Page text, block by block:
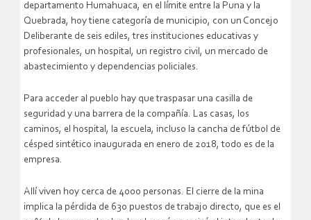
departamento Humahuaca, en el límite entre la Puna y la
Quebrada, hoy tiene categoría de municipio, con un Concejo
Deliberante de seis ediles, tres instituciones educativas y
profesionales, un hospital, un registro civil, un mercado de
abastecimiento y dependencias policiales.
Para acceder al pueblo hay que traspasar una casilla de
seguridad y una barrera de la compañía. Las casas, los
caminos, el hospital, la escuela, incluso la cancha de fútbol de
césped sintético inaugurada en enero de 2018, todo es de la
empresa.
Allí viven hoy cerca de 4000 personas. El cierre de la mina
implica la pérdida de 630 puestos de trabajo directo, que es el